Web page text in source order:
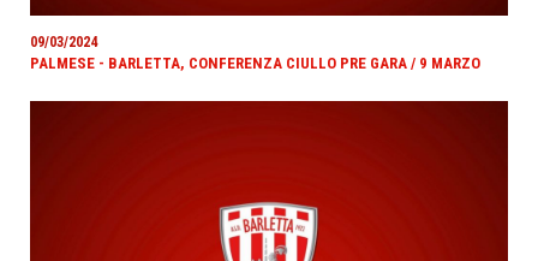
09/03/2024
PALMESE - BARLETTA, CONFERENZA CIULLO PRE GARA / 9 MARZO